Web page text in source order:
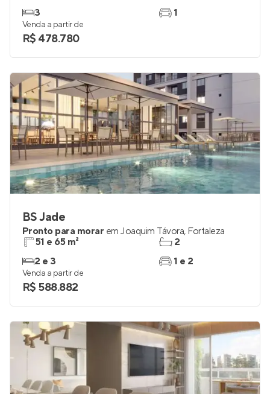
3
1
Venda a partir de
R$ 478.780
BS Jade
Pronto para morar em Joaquim Távora, Fortaleza
51 e 65 m²
2 e 3
2
1 e 2
Venda a partir de
R$ 588.882